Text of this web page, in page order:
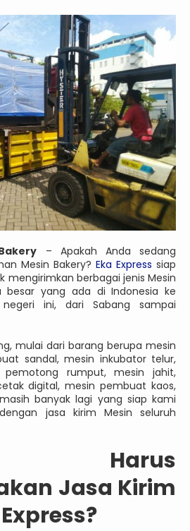
– Apakah Anda sedang
Mesin Bakery? Eka Express siap
berbagai jenis Mesin
besar yang ada di Indonesia ke
ini, dari Sabang sampai
mulai dari barang berupa mesin
sandal, mesin inkubator telur,
pemotong rumput, mesin jahit,
digital, mesin pembuat kaos,
banyak lagi yang siap kami
jasa kirim Mesin seluruh
Harus
Jasa Kirim